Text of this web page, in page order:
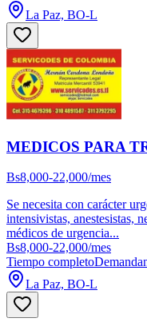
La Paz, BO-L
MEDICOS PARA
Bs8,000-22,000/mes
Se necesita con carácter
intensivistas, anestesistas,
médicos de urgencia...
Bs8,000-22,000/mes
Tiempo completo
La Paz, BO-L